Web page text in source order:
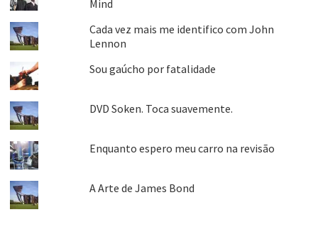
Mind
Cada vez mais me identifico com John
Lennon
Sou gaúcho por fatalidade
DVD Soken. Toca suavemente.
Enquanto espero meu carro na revisão
A Arte de James Bond